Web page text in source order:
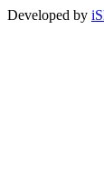
Developed by